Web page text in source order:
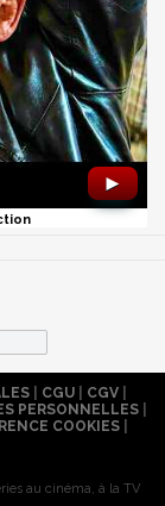
►
| CGU| CGV|
PERSONNELLES
COOKIES
au cinéma, à la TV